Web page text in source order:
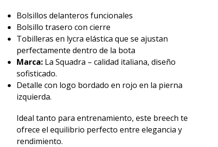
Bolsillos delanteros funcionales
Bolsillo trasero con cierre
Tobilleras en lycra elástica que se ajustan
perfectamente dentro de la bota
Marca:La Squadra – calidad italiana, diseño
sofisticado.
Detalle con logo bordado en rojo en la pierna
izquierda.
Ideal tanto para entrenamiento, este breech te
ofrece el equilibrio perfecto entre elegancia y
rendimiento.